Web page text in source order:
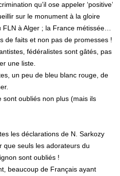
qu’il ose appeler ‘positive’
sur le monument à la gloire
FLN à Alger ; la France métissée…
de faits et non pas de promesses !
fédéralistes sont gâtés, pas
une liste.
un peu de bleu blanc rouge, de
sont oubliés non plus (mais ils
les déclarations de N. Sarkozy
que seuls les adorateurs du
sont oubliés !
beaucoup de Français ayant